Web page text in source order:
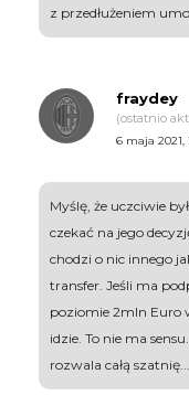
z przedłużeniem
fraydey
(ostatnio
6 maja 2021,
Myślę, że uczciwie
czekać na jego
chodzi o nic innego
transfer. Jeśli ma
poziomie 2mln Euro
idzie. To nie ma
rozwala całą szatnię...